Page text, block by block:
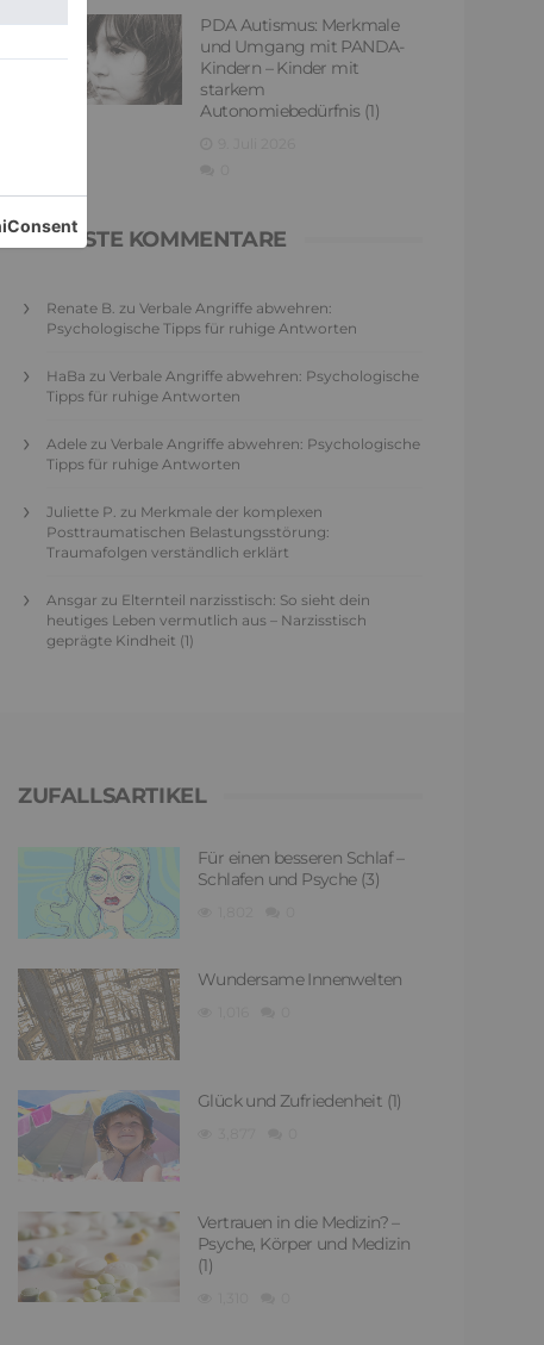
PDA Autismus: Merkmale
und Umgang mit PANDA-
Kindern – Kinder mit
starkem
Autonomiebedürfnis (1)
NEUESTE KOMMENTARE
Renate B. zu Verbale Angriffe abwehren:
Psychologische Tipps für ruhige Antworten
HaBa zu Verbale Angriffe abwehren: Psychologische
Tipps für ruhige Antworten
Adele zu Verbale Angriffe abwehren: Psychologische
Tipps für ruhige Antworten
Juliette P. zu Merkmale der komplexen
Posttraumatischen Belastungsstörung:
Traumafolgen verständlich erklärt
Ansgar zu Elternteil narzisstisch: So sieht dein
heutiges Leben vermutlich aus – Narzisstisch
geprägte Kindheit (1)
ZUFALLSARTIKEL
Für einen besseren Schlaf –
Schlafen und Psyche (3)
Wundersame Innenwelten
Glück und Zufriedenheit (1)
Vertrauen in die Medizin? –
Psyche, Körper und Medizin
(1)